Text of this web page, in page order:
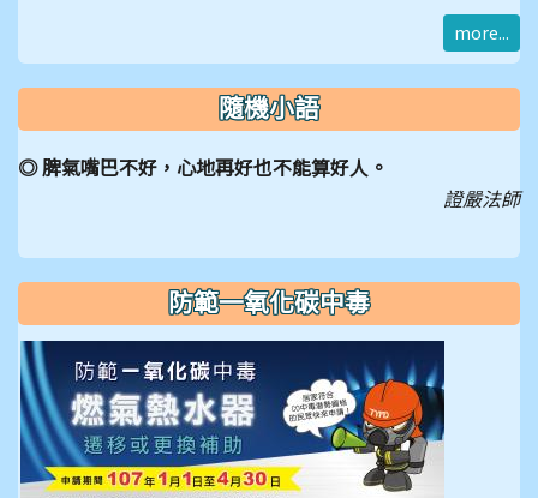
more...
隨機小語
◎ 脾氣嘴巴不好，心地再好也不能算好人。
證嚴法師
防範一氧化碳中毒